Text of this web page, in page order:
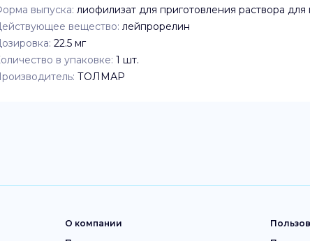
выпуска: лиофилизат для приготовления раствора
вещество: лейпрорелин
22.5 мг
в упаковке: 1 шт.
ТОЛМАР
О компании